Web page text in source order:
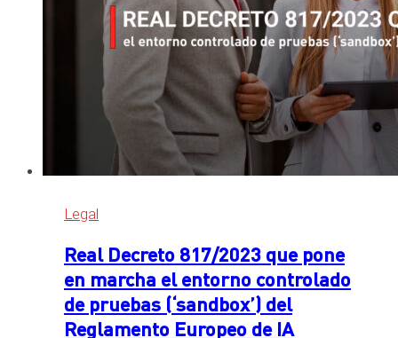
Legal
Real Decreto 817/2023 que pone
en marcha el entorno controlado
de pruebas (‘sandbox’) del
Reglamento Europeo de IA